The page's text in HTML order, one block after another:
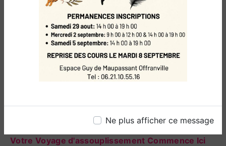
Ne plus afficher ce message
Inscrivez-vous pour Découvrir les Bienfaits
L'École de Danse d'Offranville vous invite à vous
inscrire dès aujourd'hui pour découvrir les
nombreux bienfaits de l'assouplissement. Que vous
souhaitiez améliorer vos compétences en danse,
prévenir les blessures ou simplement profiter d'une
plus grande amplitude de mouvement au quotidien,
nos cours sont conçus pour répondre à vos
Votre Voyage d'assouplissement Commence Ici